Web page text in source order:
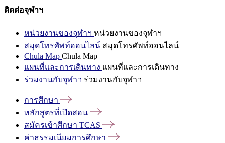
ติดต่อจุฬาฯ
หน่วยงานของจุฬาฯ หน่วยงานของจุฬาฯ
สมุดโทรศัพท์ออนไลน์ สมุดโทรศัพท์ออนไลน์
Chula Map Chula Map
แผนที่และการเดินทาง แผนที่และการเดินทาง
ร่วมงานกับจุฬาฯ ร่วมงานกับจุฬาฯ
การศึกษา
หลักสูตรที่เปิดสอน
สมัครเข้าศึกษา TCAS
ค่าธรรมเนียมการศึกษา